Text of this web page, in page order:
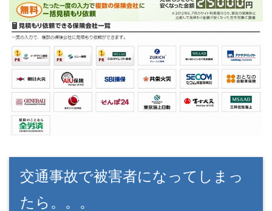
交通事故で被害者になってしまっ
たら。。。